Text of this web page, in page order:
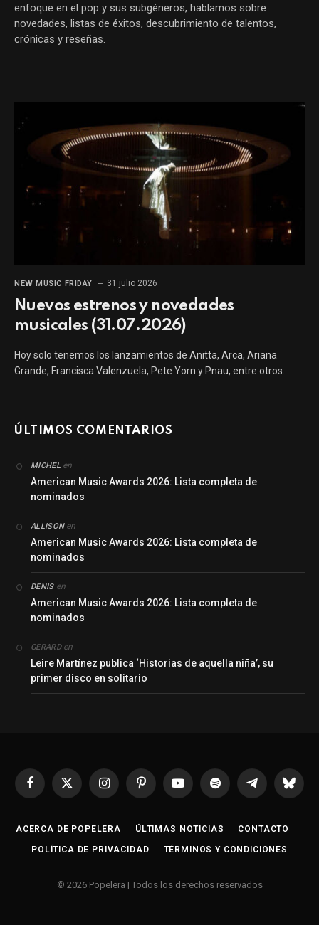
enfoque en el pop y sus subgéneros, hablamos sobre
novedades, listas de éxitos, descubrimiento de talentos,
crónicas y reseñas.
NEW MUSIC FRIDAY 31 julio 2026
Nuevos estrenos y novedades
musicales (31.07.2026)
Hoy solo tenemos los lanzamientos de Anitta, Arca, Ariana
Grande, Francisca Valenzuela, Pete Yorn y Pnau, entre otros.
ÚLTIMOS COMENTARIOS
MICHELen
American Music Awards 2026: Lista completa de
nominados
ALLISONen
American Music Awards 2026: Lista completa de
nominados
DENISen
American Music Awards 2026: Lista completa de
nominados
GERARDen
Leire Martínez publica ‘Historias de aquella niña’, su
primer disco en solitario
Facebook
X
InstagramPinterestYouTubeSpotify Telegrama
ACERCA DE POPELERA ÚLTIMAS NOTICIAS CONTACTO
POLÍTICA DE PRIVACIDAD TÉRMINOS Y CONDICIONES
© 2026 Popelera | Todos los derechos reservados